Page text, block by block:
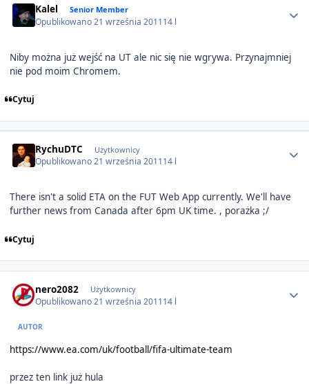
Kalel Senior Member
Opublikowano21 września 201114 l
Niby można już wejść na UT ale nic się nie wgrywa. Przynajmniej
nie pod moim Chromem.
Cytuj
RychuDTC Użytkownicy
Opublikowano21 września 201114 l
There isn't a solid ETA on the FUT Web App currently. We'll have
further news from Canada after 6pm UK time. , porażka ;/
Cytuj
nero2082 Użytkownicy
Opublikowano21 września 201114 l
AUTOR
https://www.ea.com/uk/football/fifa-ultimate-team
przez ten link już hula